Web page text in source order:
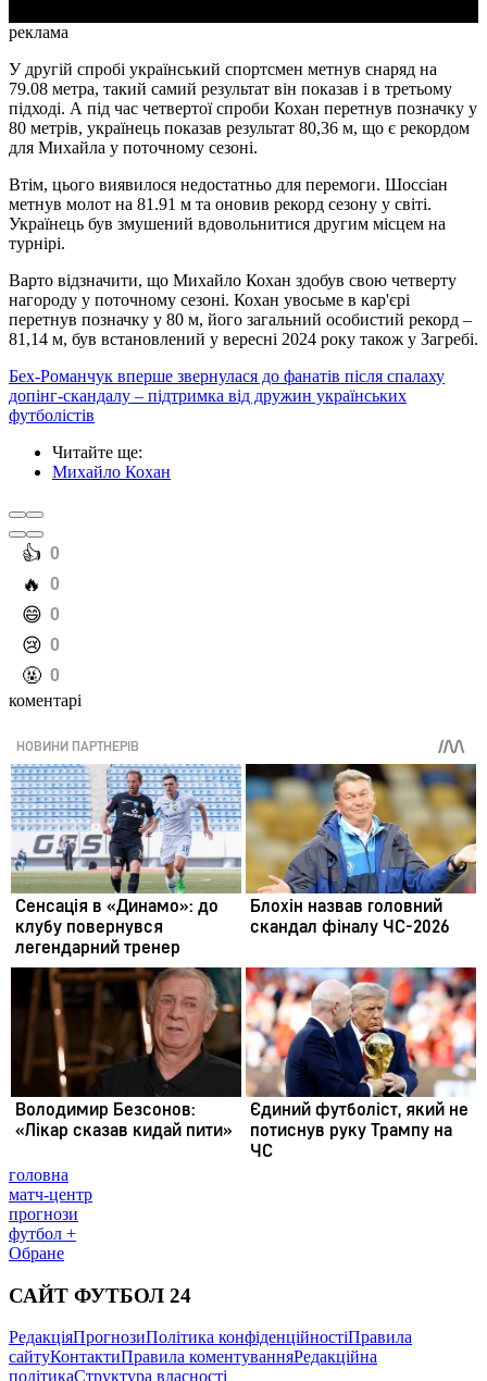
реклама
У другій спробі український спортсмен метнув снаряд на
79.08 метра, такий самий результат він показав і в третьому
підході. А під час четвертої спроби Кохан перетнув позначку у
80 метрів, українець показав результат 80,36 м, що є рекордом
для Михайла у поточному сезоні.
Втім, цього виявилося недостатньо для перемоги. Шоссіан
метнув молот на 81.91 м та оновив рекорд сезону у світі.
Українець був змушений вдовольнитися другим місцем на
турнірі.
Варто відзначити, що Михайло Кохан здобув свою четверту
нагороду у поточному сезоні. Кохан увосьме в кар'єрі
перетнув позначку у 80 м, його загальний особистий рекорд –
81,14 м, був встановлений у вересні 2024 року також у Загребі.
Бех-Романчук вперше звернулася до фанатів після спалаху
допінг-скандалу – підтримка від дружин українських
футболістів
Читайте ще:
Михайло Кохан
️👍 0
️🔥 0
️😄 0
️😢 0
️🤬 0
коментарі
головна
матч-центр
прогнози
футбол +
Обране
САЙТ ФУТБОЛ 24
РедакціяПрогнозиПолітика конфіденційностіПравила
сайтуКонтактиПравила коментуванняРедакційна
політикаСтруктура власності